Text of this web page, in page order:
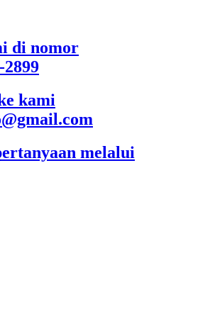
di nomor
2899
kami
melalui